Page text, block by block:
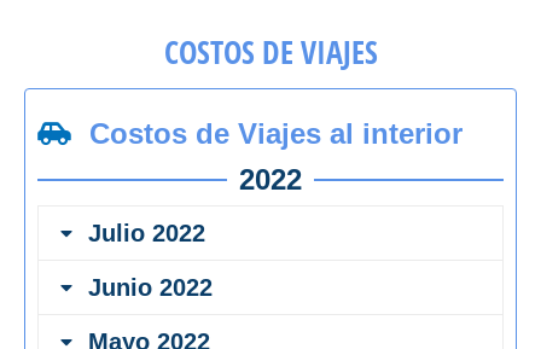
COSTOS DE VIAJES
Costos de Viajes al interior
2022
Julio 2022
Junio 2022
Mayo 2022